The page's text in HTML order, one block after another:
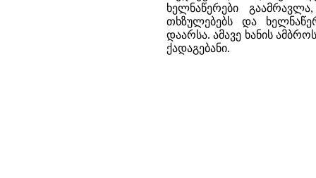
ხელნაწერები
თხზულებებს და
დაარსა. ამავე ხანის
ქადაგებანი.